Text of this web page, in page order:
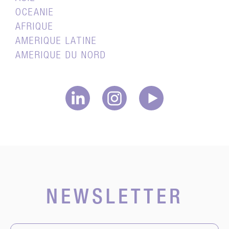
OCEANIE
AFRIQUE
AMERIQUE LATINE
AMERIQUE DU NORD
NEWSLETTER